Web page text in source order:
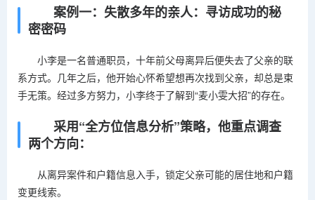
案例一：失散多年的亲人：寻访成功的秘
密密码
小李是一名普通职员，十年前父母离异后便失去了父亲的联
系方式。几年之后，他开始心怀希望想再次找到父亲，却总是束
手无策。经过多方努力，小李终于了解到“麦小雯大招”的存在。
采用“全方位信息分析”策略，他重点调查
两个方向：
从离异案件和户籍信息入手，锁定父亲可能的居住地和户籍
变更线索。